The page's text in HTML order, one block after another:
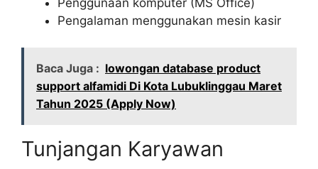
Pengalaman menggunakan mesin kasir
Baca Juga : lowongan database product
support alfamidi Di Kota Lubuklinggau Maret
Tahun 2025 (Apply Now)
Tunjangan Karyawan